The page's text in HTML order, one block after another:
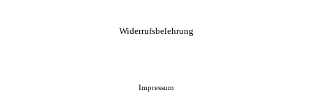
Widerrufsbelehrung
Impressum